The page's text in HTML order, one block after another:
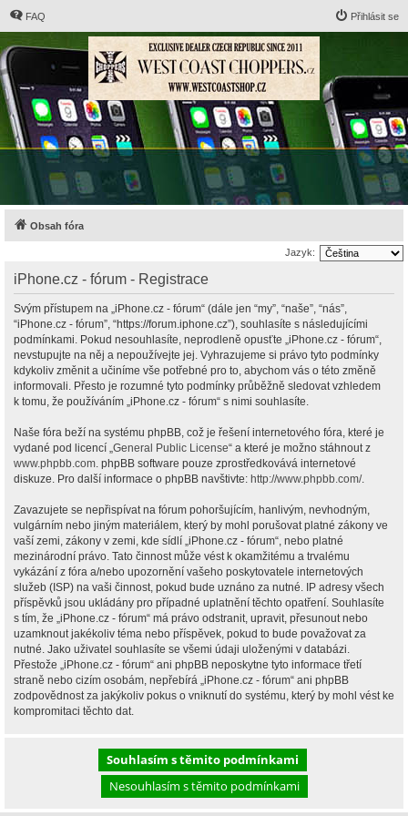
FAQ Přihlásit se
Obsah fóra
Jazyk:
iPhone.cz - fórum - Registrace
Svým přístupem na „iPhone.cz - fórum“ (dále jen “my”, “naše”, “nás”,
“iPhone.cz - fórum”, “https://forum.iphone.cz”), souhlasíte s následujícími
podmínkami. Pokud nesouhlasíte, neprodleně opusťte „iPhone.cz - fórum“,
nevstupujte na něj a nepoužívejte jej. Vyhrazujeme si právo tyto podmínky
kdykoliv změnit a učiníme vše potřebné pro to, abychom vás o této změně
informovali. Přesto je rozumné tyto podmínky průběžně sledovat vzhledem
k tomu, že používáním „iPhone.cz - fórum“ s nimi souhlasíte.
Naše fóra beží na systému phpBB, což je řešení internetového fóra, které je
vydané pod licencí „General Public License“ a které je možno stáhnout z
www.phpbb.com. phpBB software pouze zprostředkovává internetové
diskuze. Pro další informace o phpBB navštivte: http://www.phpbb.com/.
Zavazujete se nepřispívat na fórum pohoršujícím, hanlivým, nevhodným,
vulgárním nebo jiným materiálem, který by mohl porušovat platné zákony ve
vaší zemi, zákony v zemi, kde sídlí „iPhone.cz - fórum“, nebo platné
mezinárodní právo. Tato činnost může vést k okamžitému a trvalému
vykázání z fóra a/nebo upozornění vašeho poskytovatele internetových
služeb (ISP) na vaši činnost, pokud bude uznáno za nutné. IP adresy všech
příspěvků jsou ukládány pro případné uplatnění těchto opatření. Souhlasíte
s tím, že „iPhone.cz - fórum“ má právo odstranit, upravit, přesunout nebo
uzamknout jakékoliv téma nebo příspěvek, pokud to bude považovat za
nutné. Jako uživatel souhlasíte se všemi údaji uloženými v databázi.
Přestože „iPhone.cz - fórum“ ani phpBB neposkytne tyto informace třetí
straně nebo cizím osobám, nepřebírá „iPhone.cz - fórum“ ani phpBB
zodpovědnost za jakýkoliv pokus o vniknutí do systému, který by mohl vést ke
kompromitaci těchto dat.